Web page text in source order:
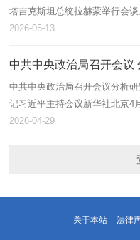
塔吉克斯坦总统拉赫蒙举行会
日电（记者 温馨）5月12日下
2026-05-13
中共中央政治局召开会议
中共中央政治局召开会议分析
记习近平主持会议新华社北京4
议，分析研究当前经济形势和
2026-04-29
关于本站 法律